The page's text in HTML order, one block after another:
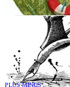
PLUS MINUS